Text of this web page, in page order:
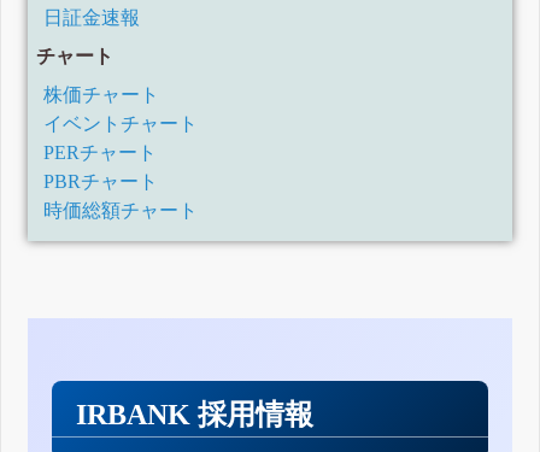
日証金速報
チャート
株価チャート
イベントチャート
PERチャート
PBRチャート
時価総額チャート
IRBANK 採用情報